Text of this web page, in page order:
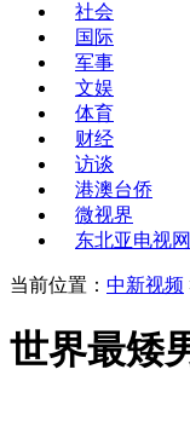
社会
国际
军事
文娱
体育
财经
访谈
港澳台侨
微视界
东北亚电视网
当前位置： 中新视频
世界最矮